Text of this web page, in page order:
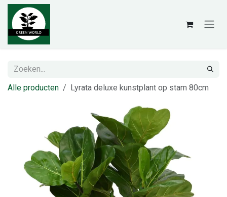
Overslaan naar inhoud
Alle producten Lyrata deluxe kunstplant op stam 80cm